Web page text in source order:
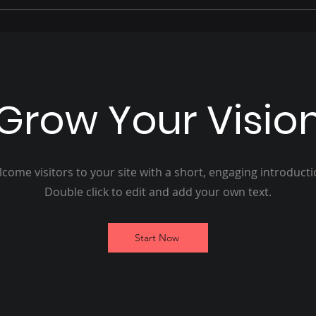
Your
visitors to your site with a short, engaging
Double click to edit and add your own text.
Start Now